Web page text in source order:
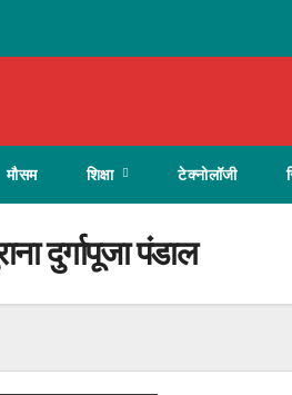
मौसम शिक्षा टेक्नोलॉजी
दुर्गापूजा पंडाल